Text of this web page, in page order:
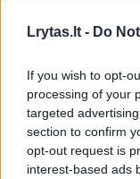
Lrytas.lt - Do
If you wish to opt-
processing of your
targeted
section to confirm
opt-out request is
interest-based ads
Apie sunkią